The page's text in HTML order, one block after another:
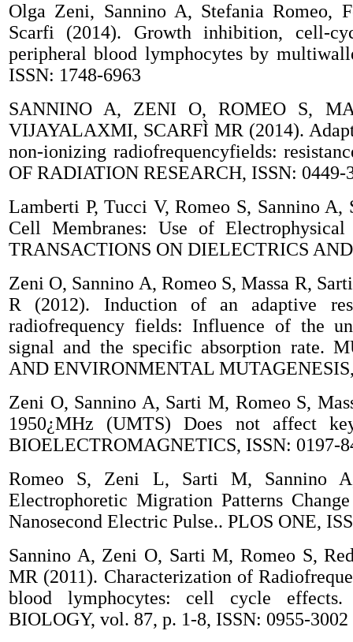
Olga Zeni, Sannino A, Stefania Romeo,
Scarfi (2014). Growth inhibition, cell-
peripheral blood lymphocytes by
ISSN: 1748-6963
SANNINO A, ZENI O, ROMEO S,
VIJAYALAXMI, SCARFÌ MR (2014).
non-ionizing radiofrequencyfields:
OF RADIATION RESEARCH, ISSN: 0449-
Lamberti P, Tucci V, Romeo S, Sannino
Cell Membranes: Use of
TRANSACTIONS ON DIELECTRICS
Zeni O, Sannino A, Romeo S, Massa R,
R (2012). Induction of an adaptive
radiofrequency fields: Influence of the
signal and the specific absorption rate.
AND ENVIRONMENTAL
Zeni O, Sannino A, Sarti M, Romeo S,
1950¿MHz (UMTS) Does not affect
BIOELECTROMAGNETICS, ISSN: 0197-
Romeo S, Zeni L, Sarti M, Sannino
Electrophoretic Migration Patterns
Nanosecond Electric Pulse.. PLOS ONE,
Sannino A, Zeni O, Sarti M, Romeo S,
MR (2011). Characterization of
blood lymphocytes: cell cycle
BIOLOGY, vol. 87, p. 1-8, ISSN: 0955-3002